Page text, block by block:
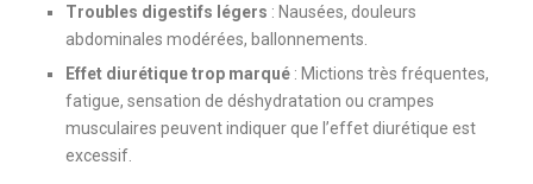
Troubles digestifs légers : Nausées, douleurs
abdominales modérées, ballonnements.
Effet diurétique trop marqué : Mictions très fréquentes,
fatigue, sensation de déshydratation ou crampes
musculaires peuvent indiquer que l’effet diurétique est
excessif.